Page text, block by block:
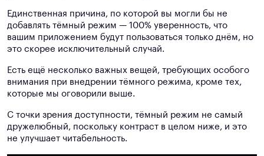
Единственная причина, по которой вы могли бы не
добавлять тёмный режим — 100% уверенность, что
вашим приложением будут пользоваться только днём, но
это скорее исключительный случай.
Есть ещё несколько важных вещей, требующих особого
внимания при внедрении тёмного режима, кроме тех,
которые мы оговорили выше.
С точки зрения доступности, тёмный режим не самый
дружелюбный, поскольку контраст в целом ниже, и это
не улучшает читабельность.